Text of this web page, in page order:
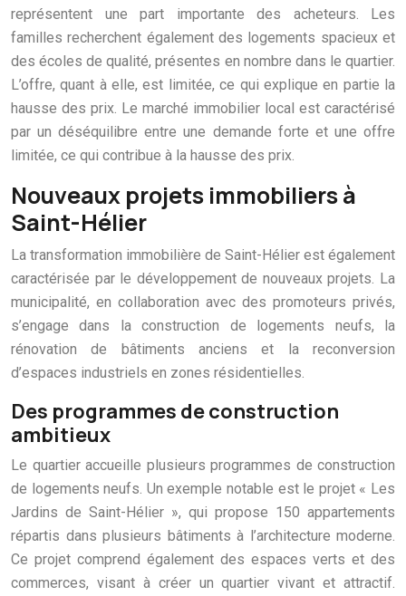
représentent une part importante des acheteurs. Les
familles recherchent également des logements spacieux et
des écoles de qualité, présentes en nombre dans le quartier.
L’offre, quant à elle, est limitée, ce qui explique en partie la
hausse des prix. Le marché immobilier local est caractérisé
par un déséquilibre entre une demande forte et une offre
limitée, ce qui contribue à la hausse des prix.
Nouveaux projets immobiliers à
Saint-Hélier
La transformation immobilière de Saint-Hélier est également
caractérisée par le développement de nouveaux projets. La
municipalité, en collaboration avec des promoteurs privés,
s’engage dans la construction de logements neufs, la
rénovation de bâtiments anciens et la reconversion
d’espaces industriels en zones résidentielles.
Des programmes de construction
ambitieux
Le quartier accueille plusieurs programmes de construction
de logements neufs. Un exemple notable est le projet « Les
Jardins de Saint-Hélier », qui propose 150 appartements
répartis dans plusieurs bâtiments à l’architecture moderne.
Ce projet comprend également des espaces verts et des
commerces, visant à créer un quartier vivant et attractif.